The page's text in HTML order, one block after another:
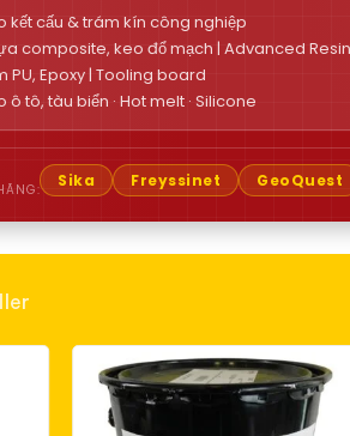
kết cấu & trám kín công nghiệp
composite, keo đổ mạch | Advanced
PU, Epoxy | Tooling board
ô tô, tàu biển · Hot melt · Silicone
Sika Freyssinet GeoQuest